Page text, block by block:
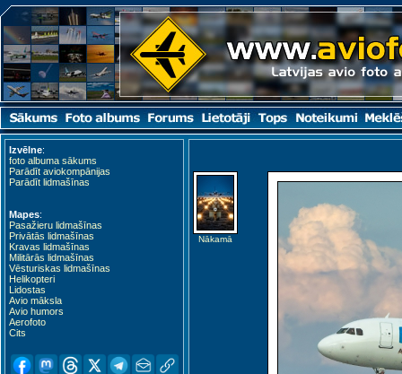
Izvēlne:
foto albuma sākums
Parādīt aviokompānijas
Parādīt lidmašīnas
Mapes:
Pasažieru lidmašīnas
Privātās lidmašīnas
Kravas lidmašīnas
Militārās lidmašīnas
Vēsturiskas lidmašīnas
Helikopteri
Lidostas
Avio māksla
Avio humors
Aerofoto
Cits
Nākamā